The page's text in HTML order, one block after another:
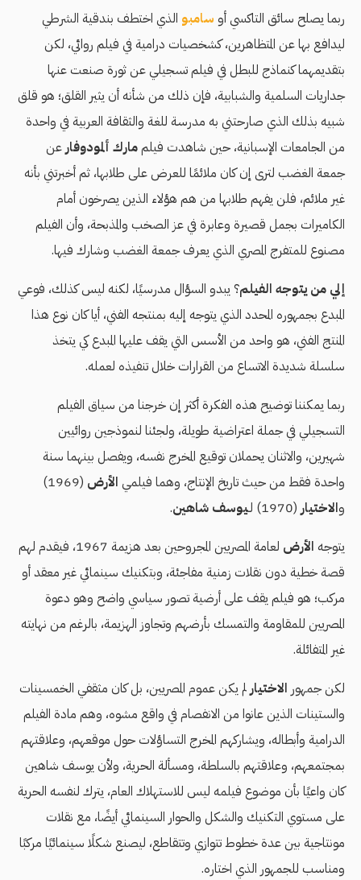
ربما يصلح سائق التاكسي أو سامبو الذي اختطف بندقية الشرطي
ليدافع بها عن المتظاهرين، كشخصيات درامية في فيلم روائي، لكن
بتقديمهما كنماذج للبطل في فيلم تسجيلي عن ثورة صنعت عنها
جداريات السلمية والشبابية، فإن ذلك من شأنه أن يثير القلق؛ هو قلق
شبيه بذلك الذي صارحتني به مدرسة للغة والثقافة العربية في واحدة
من الجامعات الإسبانية، حين شاهدت فيلممارك ألمودوفارعن
جمعة الغضب لترى إن كان ملائمًا للعرض على طلابها، ثم أخبرتني بأنه
غير ملائم، فلن يفهم طلابها من هم هؤلاء الذين يصرخون أمام
الكاميرات بجمل قصيرة وعابرة في عز الصخب والمذبحة، وأن الفيلم
مصنوع للمتفرج المصري الذي يعرف جمعة الغضب وشارك فيها.
إلي من يتوجه الفيلم؟ يبدو السؤال مدرسيًا، لكنه ليس كذلك، فوعي
المبدع بجمهوره المحدد الذي يتوجه إليه بمنتجه الفني، أيا كان نوع هذا
المنتج الفني، هو واحد من الأسس التي يقف عليها المبدع كي يتخذ
سلسلة شديدة الاتساع من القرارات خلال تنفيذه لعمله.
ربما يمكننا توضيح هذه الفكرة أكثر إن خرجنا من سياق الفيلم
التسجيلي في جملة اعتراضية طويلة، ولجئنا لنموذجين روائيين
شهيرين، والاثنان يحملان توقيع المخرج نفسه، ويفصل بينهما سنة
واحدة فقط من حيث تاريخ الإنتاج، وهما فيلمي الأرض
(1969)
والاختيار(1970) لـ يوسف شاهين.
يتوجه الأرض
لعامة المصريين المجروحين بعد هزيمة 1967، فيقدم لهم
قصة خطية دون نقلات زمنية مفاجئة، وبتكنيك سينمائي غير معقد أو
مركب؛ هو فيلم يقف على أرضية تصور سياسي واضح وهو دعوة
المصريين للمقاومة والتمسك بأرضهم وتجاوز الهزيمة، بالرغم من نهايته
غير المتفائلة.
لكن جمهور الاختيارلم يكن عموم المصريين، بل كان مثقفي الخمسينات
والستينات الذين عانوا من الانفصام في واقع مشوه، وهم مادة الفيلم
الدرامية وأبطاله، ويشاركهم المخرج التساؤلات حول موقعهم، وعلاقتهم
بمجتمعهم، وعلاقتهم بالسلطة، ومسألة الحرية، ولأن يوسف شاهين
كان واعيًا بأن موضوع فيلمه ليس للاستهلاك العام، يترك لنفسه الحرية
على مستوي التكنيك والشكل والحوار السينمائي أيضًا، مع نقلات
مونتاجية بين عدة خطوط تتوازي وتتقاطع، ليصنع شكلًا سينمائيًا مركبًا
ومناسب للجمهور الذي اختاره.